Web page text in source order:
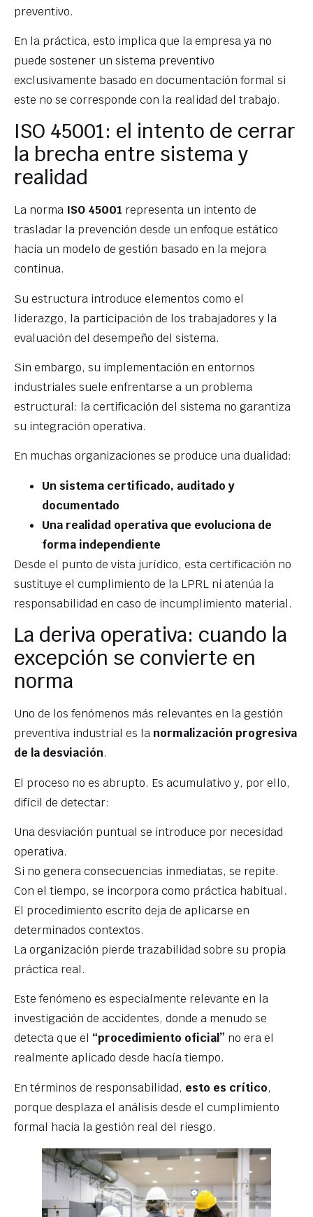
preventivo.
En la práctica, esto implica que la empresa ya no
puede sostener un sistema preventivo
exclusivamente basado en documentación formal si
este no se corresponde con la realidad del trabajo.
ISO 45001: el intento de cerrar
la brecha entre sistema y
realidad
La norma ISO 45001 representa un intento de
trasladar la prevención desde un enfoque estático
hacia un modelo de gestión basado en la mejora
continua.
Su estructura introduce elementos como el
liderazgo, la participación de los trabajadores y la
evaluación del desempeño del sistema.
Sin embargo, su implementación en entornos
industriales suele enfrentarse a un problema
estructural: la certificación del sistema no garantiza
su integración operativa.
En muchas organizaciones se produce una dualidad:
Un sistema certificado, auditado y
documentado
Una realidad operativa que evoluciona de
forma independiente
Desde el punto de vista jurídico, esta certificación no
sustituye el cumplimiento de la LPRL ni atenúa la
responsabilidad en caso de incumplimiento material.
La deriva operativa: cuando la
excepción se convierte en
norma
Uno de los fenómenos más relevantes en la gestión
preventiva industrial es la normalización progresiva
de la desviación.
El proceso no es abrupto. Es acumulativo y, por ello,
difícil de detectar:
Una desviación puntual se introduce por necesidad
operativa.
Si no genera consecuencias inmediatas, se repite.
Con el tiempo, se incorpora como práctica habitual.
El procedimiento escrito deja de aplicarse en
determinados contextos.
La organización pierde trazabilidad sobre su propia
práctica real.
Este fenómeno es especialmente relevante en la
investigación de accidentes, donde a menudo se
detecta que el “procedimiento oficial” no era el
realmente aplicado desde hacía tiempo.
En términos de responsabilidad, esto es crítico,
porque desplaza el análisis desde el cumplimiento
formal hacia la gestión real del riesgo.